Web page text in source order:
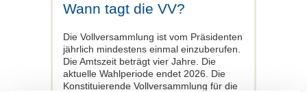
Wann tagt die VV?
Die Vollversammlung ist vom Präsidenten
jährlich mindestens einmal einzuberufen.
Die Amtszeit beträgt vier Jahre. Die
aktuelle Wahlperiode endet 2026. Die
Konstituierende Vollversammlung für die